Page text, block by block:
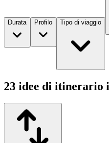
Durata Profilo
Tipo di viaggio
23 idee di itinerario